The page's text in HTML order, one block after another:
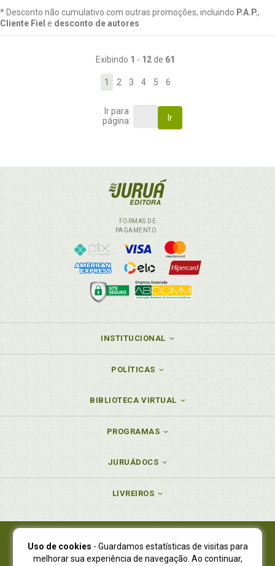
* Desconto não cumulativo com outras promoções, incluindo P.A.P.,
Cliente Fiel e desconto de autores
Exibindo 1 - 12de 61
1 2 3 4 5 6
Ir para
página:
Ir
FORMAS DE
PAGAMENTO
INSTITUCIONAL
POLÍTICAS
BIBLIOTECA VIRTUAL
PROGRAMAS
JURUÁDOCS
LIVREIROS
Juruá Editora Ltda., CNPJ 77.535.508/0001-19
Juruá Informática Ltda., CNPJ 01.701.561/0001-80
Uso de cookies - Guardamos estatísticas de visitas para
melhorar sua experiência de navegação. Ao continuar,